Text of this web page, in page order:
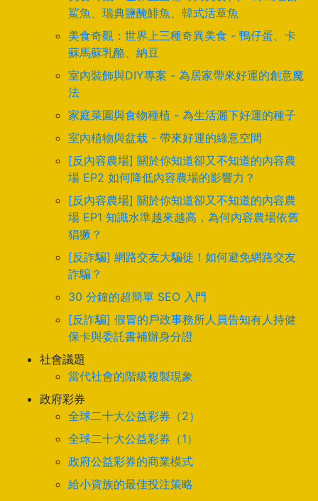
鯊魚、瑞典鹽醃鯡魚、韓式活章魚
美食奇觀：世界上三種奇異美食 - 鴨仔蛋、卡
蘇馬蘇乳酪、納豆
室內裝飾與DIY專案 - 為居家帶來好運的創意魔
法
家庭菜園與食物種植 - 為生活灑下好運的種子
室內植物與盆栽 - 帶來好運的綠意空間
[反內容農場] 關於你知道卻又不知道的內容農
場 EP2 如何降低內容農場的影響力？
[反內容農場] 關於你知道卻又不知道的內容農
場 EP1 知識水準越來越高，為何內容農場依舊
猖獗？
[反詐騙] 網路交友大騙徒！如何避免網路交友
詐騙？
30 分鐘的超簡單 SEO 入門
[反詐騙] 假冒的戶政事務所人員告知有人持健
保卡與委託書補辦身分證
社會議題
當代社會的階級複製現象
政府彩券
全球二十大公益彩券（2）
全球二十大公益彩券（1）
政府公益彩券的商業模式
給小資族的最佳投注策略